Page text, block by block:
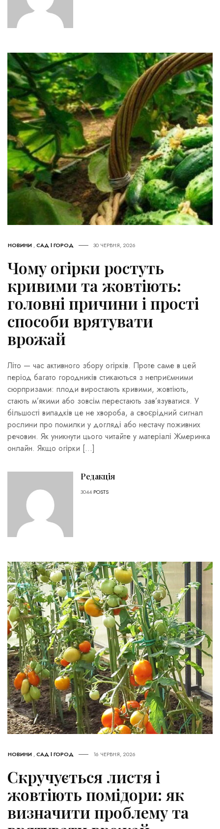
НОВИНИ ,САД І ГОРОД 30 ЧЕРВНЯ, 2026
Чому огірки ростуть
кривими та жовтіють:
головні причини і прості
способи врятувати
врожай
Літо — час активного збору огірків. Проте саме в цей
період багато городників стикаються з неприємними
сюрпризами: плоди виростають кривими, жовтіють,
стають м’якими або зовсім перестають зав’язуватися. У
більшості випадків це не хвороба, а своєрідний сигнал
рослини про помилки у догляді або нестачу поживних
речовин. Як уникнути цього читайте у матеріалі Жмеринка
онлайн. Якщо огірки […]
Редакція
3044 POSTS
НОВИНИ ,САД І ГОРОД 16 ЧЕРВНЯ, 2026
Скручується листя і
жовтіють помідори: як
визначити проблему та